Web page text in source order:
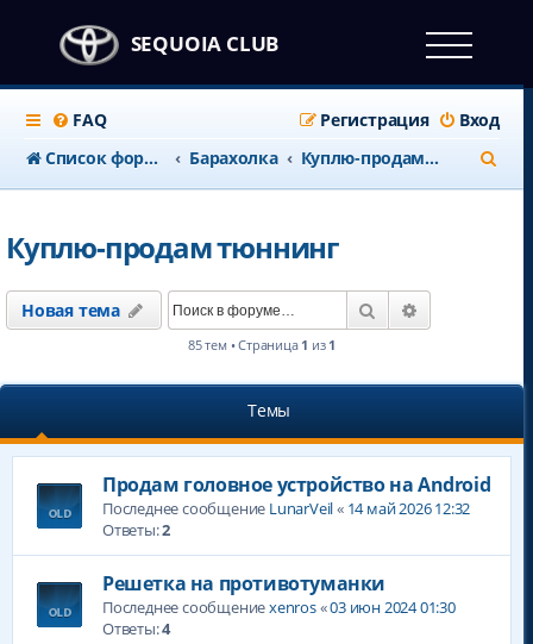
SEQUOIA CLUB
FAQ Вход
Регистрация
Список форумов
Барахолка Куплю-продам тюннинг
о
Куплю-продам тюннинг
Новая тема Поиск
85 тем • Страница 1 из 1
Темы
Продам головное устройство на Android
Последнее сообщение LunarVeil« 14 май 2026 12:32
Ответы:2
Решетка на противотуманки
Последнее сообщениеxenros«03 июн 2024 01:30
Ответы:4